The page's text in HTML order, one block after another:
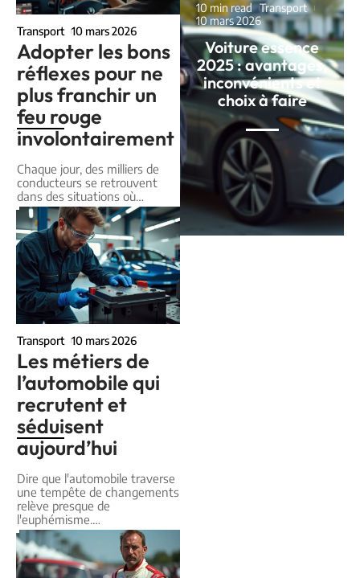
Transport 10 mars 2026
Adopter les bons
réflexes pour ne
plus franchir un
feu rouge
involontairement
Chaque jour, des milliers de
conducteurs se retrouvent
dans des situations où…
Transport 10 mars 2026
Les métiers de
l’automobile qui
recrutent et
séduisent
aujourd’hui
Dire que l'automobile traverse
une tempête de changements
relève presque de
l'euphémisme.…
10 min read Transport
10 mars 2026
Voiture essence
2025 : avantages,
inconvénients et
choix à faire